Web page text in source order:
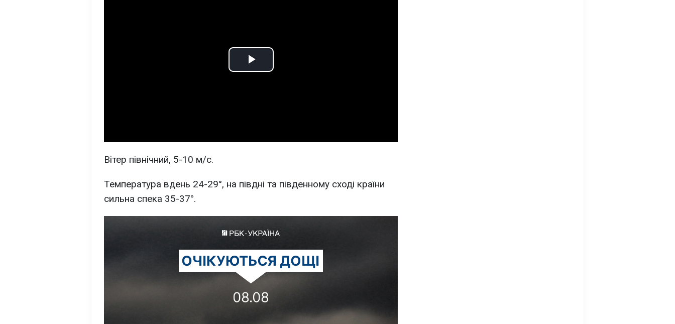
Play
Вітер північний, 5-10 м/с.
Температура вдень 24-29°, на півдні та південному сході країни
сильна спека 35-37°.